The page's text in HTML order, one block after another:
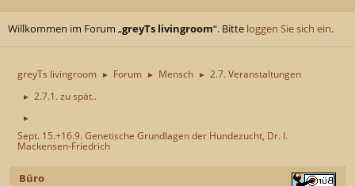
Willkommen im Forum „greyTs livingroom“. Bitte loggen Sie sich ein.
greyTs livingroom ► Forum ► Mensch ► 2.7. Veranstaltungen
► 2.7.1. zu spät..
►
Sept. 15.+16.9. Genetische Grundlagen der Hundezucht, Dr. I.
Mackensen-Friedrich
Büro